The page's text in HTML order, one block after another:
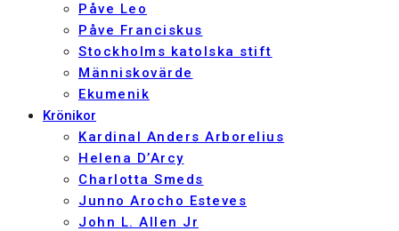
Påve Leo
Påve Franciskus
Stockholms katolska stift
Människovärde
Ekumenik
Krönikor
Kardinal Anders Arborelius
Helena D’Arcy
Charlotta Smeds
Junno Arocho Esteves
John L. Allen Jr